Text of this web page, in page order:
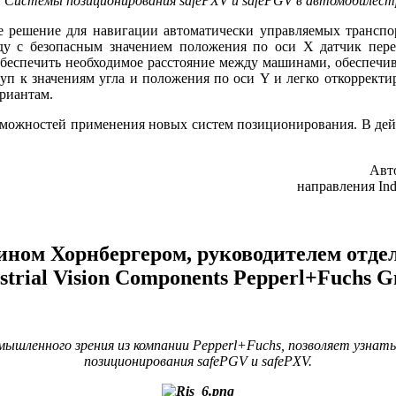
для навигации автоматически управляемых
с безопасным значением положения по оси Х датчик
необходимое расстояние между машинами,
к значениям угла и положения по оси Y и легко
применения новых систем позиционирования. В
направления
Хорнбергером, руководителем
Vision Components Pepperl+Fuchs
зрения из компании Pepperl+Fuchs, позволяет
позиционирования safePGV и safePXV.